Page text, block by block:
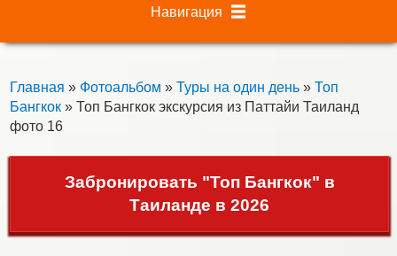
Навигация
Главная » Фотоальбом » Туры на один день» Топ
Бангкок» Топ Бангкок экскурсия из Паттайи Таиланд
фото 16
Забронировать "Топ Бангкок" в
Таиланде в 2026